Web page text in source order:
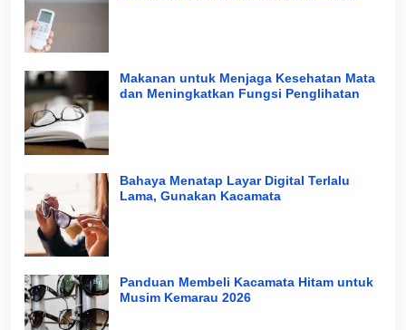
Makanan untuk Menjaga Kesehatan Mata
dan Meningkatkan Fungsi Penglihatan
Bahaya Menatap Layar Digital Terlalu
Lama, Gunakan Kacamata
Panduan Membeli Kacamata Hitam untuk
Musim Kemarau 2026